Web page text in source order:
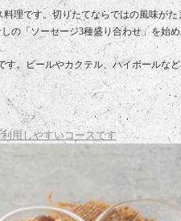
理です。切りたてならではの風味が
の「ソーセージ3種盛り合わせ」を始
。ビールやカクテル、ハイボールな
用しやすいコースです